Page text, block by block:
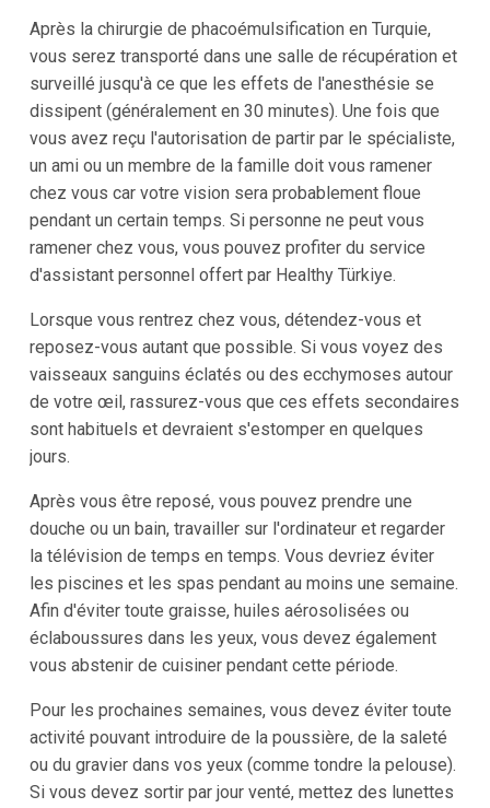
Après la chirurgie de phacoémulsification en Turquie,
vous serez transporté dans une salle de récupération et
surveillé jusqu'à ce que les effets de l'anesthésie se
dissipent (généralement en 30 minutes). Une fois que
vous avez reçu l'autorisation de partir par le spécialiste,
un ami ou un membre de la famille doit vous ramener
chez vous car votre vision sera probablement floue
pendant un certain temps. Si personne ne peut vous
ramener chez vous, vous pouvez profiter du service
d'assistant personnel offert par Healthy Türkiye.
Lorsque vous rentrez chez vous, détendez-vous et
reposez-vous autant que possible. Si vous voyez des
vaisseaux sanguins éclatés ou des ecchymoses autour
de votre œil, rassurez-vous que ces effets secondaires
sont habituels et devraient s'estomper en quelques
jours.
Après vous être reposé, vous pouvez prendre une
douche ou un bain, travailler sur l'ordinateur et regarder
la télévision de temps en temps. Vous devriez éviter
les piscines et les spas pendant au moins une semaine.
Afin d'éviter toute graisse, huiles aérosolisées ou
éclaboussures dans les yeux, vous devez également
vous abstenir de cuisiner pendant cette période.
Pour les prochaines semaines, vous devez éviter toute
activité pouvant introduire de la poussière, de la saleté
ou du gravier dans vos yeux (comme tondre la pelouse).
Si vous devez sortir par jour venté, mettez des lunettes